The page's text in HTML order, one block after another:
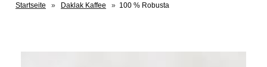
Startseite » Daklak Kaffee » 100 % Robusta